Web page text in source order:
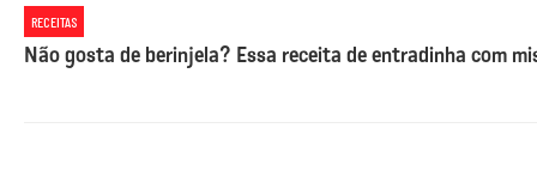
RECEITAS
Não gosta de berinjela? Essa receita de entradinha com